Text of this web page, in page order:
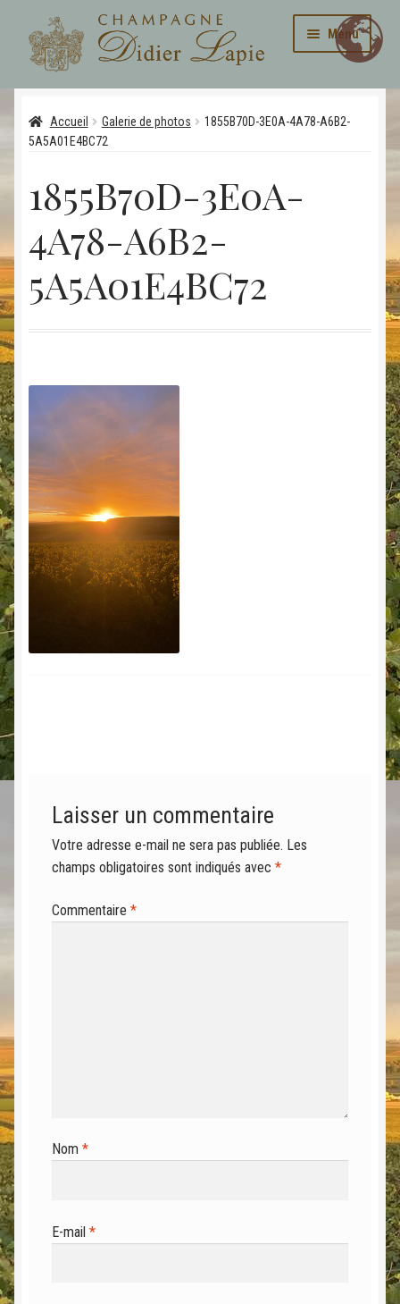
Aller
à
la
navigation
Aller
au
contenu
Menu
Ouvrir
le
Cuvées
Galerie
Contact
Personnalisation de nos produits
Accueil Galerie de photos
1855B70D-3E0A-4A78-A6B2-
5A5A01E4BC72
1855B70D-3E0A-
4A78-A6B2-
5A5A01E4BC72
Laisser un commentaire
Votre adresse e-mail ne sera pas publiée. Les
champs obligatoires sont indiqués avec *
Commentaire *
Nom *
E-mail *